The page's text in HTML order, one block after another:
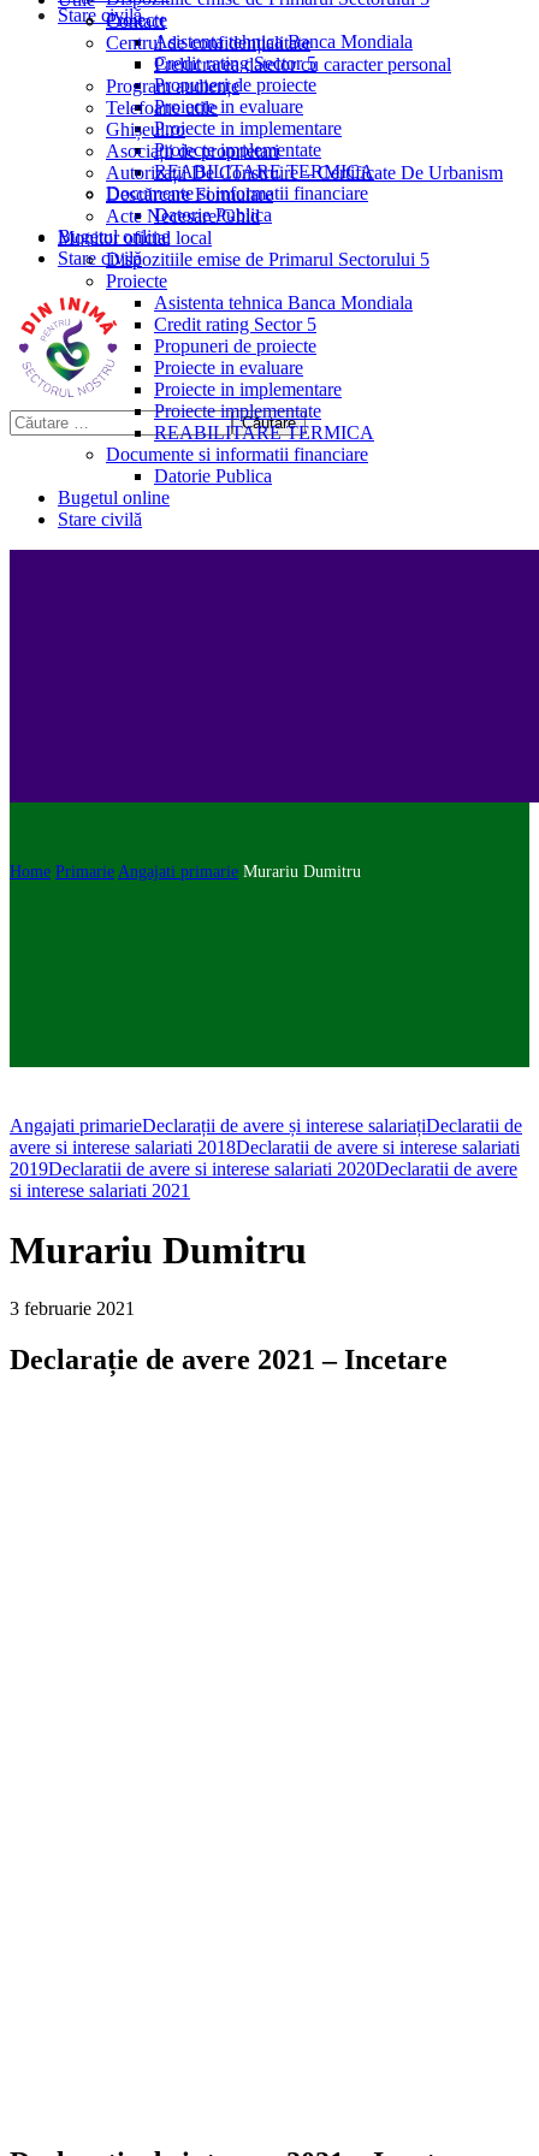
Stare civilă
Proiecte
Asistenta tehnica Banca Mondiala
Credit rating Sector 5
Propuneri de proiecte
Proiecte in evaluare
Proiecte in implementare
Proiecte implementate
REABILITARE TERMICA
Documente si informatii financiare
Datorie Publica
Bugetul online
Stare civilă
Contact
Centrul de confidențialitate
Prelucrarea datelor cu caracter personal
Program audiențe
Telefoane utile
Ghișeul.ro
Asociații de proprietari
Autorizații De Construire – Certificate De Urbanism
Descărcare Formulare
Acte Necesare/Ghid
Monitor oficial local
Dispozitiile emise de Primarul Sectorului 5
Proiecte
Asistenta tehnica Banca Mondiala
Credit rating Sector 5
Propuneri de proiecte
Proiecte in evaluare
Proiecte in implementare
Proiecte implementate
REABILITARE TERMICA
Documente si informatii financiare
Datorie Publica
Bugetul online
Stare civilă
Home Primarie Angajati primarie Murariu Dumitru
Angajati primarieDeclarații de avere și interese salariațiDeclaratii de
avere si interese salariati 2018Declaratii de avere si interese salariati
2019Declaratii de avere si interese salariati 2020Declaratii de avere
si interese salariati 2021
Murariu Dumitru
3 februarie 2021
Declarație de avere 2021 – Incetare